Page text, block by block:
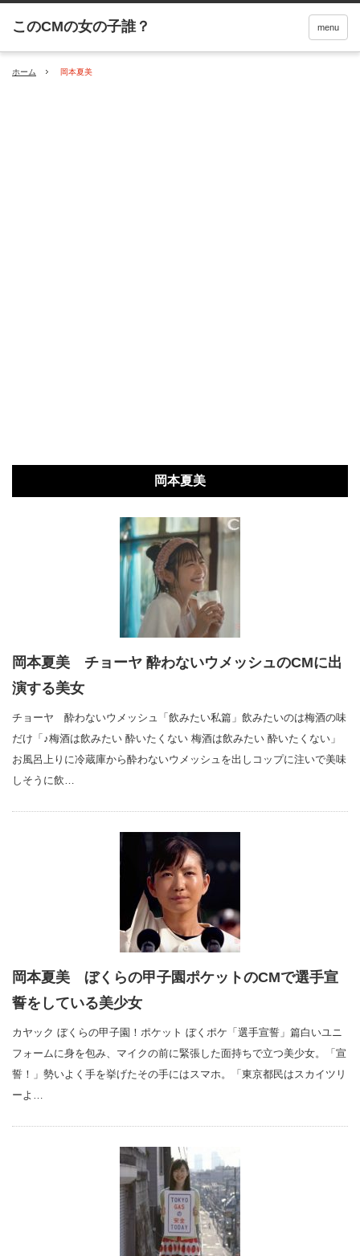
menu
ホーム 岡本夏美
岡本夏美
岡本夏美 チョーヤ 酔わないウメッシュのCMに出
演する美女
チョーヤ 酔わないウメッシュ「飲みたい私篇」飲みたいのは梅酒の味
だけ「♪梅酒は飲みたい 酔いたくない 梅酒は飲みたい 酔いたくない」
お風呂上りに冷蔵庫から酔わないウメッシュを出しコップに注いで美味
しそうに飲…
岡本夏美 ぼくらの甲子園ポケットのCMで選手宣
誓をしている美少女
カヤック ぼくらの甲子園！ポケット ぼくポケ「選手宣誓」篇白いユニ
フォームに身を包み、マイクの前に緊張した面持ちで立つ美少女。「宣
誓！」勢いよく手を挙げたその手にはスマホ。「東京都民はスカイツリ
ーよ…